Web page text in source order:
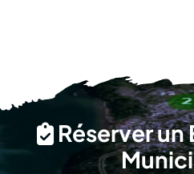
Réserver